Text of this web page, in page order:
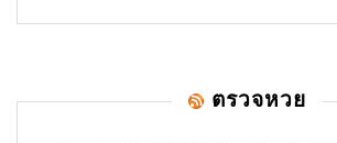
ตรวจหวย